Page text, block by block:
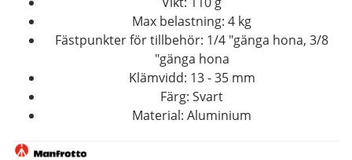
Max belastning: 4 kg
Fästpunkter för tillbehör: 1/4 "gänga hona, 3/8
"gänga hona
Klämvidd: 13 - 35 mm
Färg: Svart
Material: Aluminium